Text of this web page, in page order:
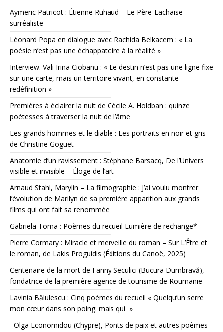
Aymeric Patricot : Étienne Ruhaud – Le Père-Lachaise
surréaliste
Léonard Popa en dialogue avec Rachida Belkacem : « La
poésie n’est pas une échappatoire à la réalité »
Interview. Vali Irina Ciobanu : « Le destin n’est pas une ligne fixe
sur une carte, mais un territoire vivant, en constante
redéfinition »
Premières à éclairer la nuit de Cécile A. Holdban : quinze
poétesses à traverser la nuit de l’âme
Les grands hommes et le diable : Les portraits en noir et gris
de Christine Goguet
Anatomie d’un ravissement : Stéphane Barsacq, De l’Univers
visible et invisible – Éloge de l’art
Arnaud Stahl, Marylin – La filmographie : J’ai voulu montrer
l’évolution de Marilyn de sa première apparition aux grands
films qui ont fait sa renommée
Gabriela Toma : Poèmes du recueil Lumière de rechange*
Pierre Cormary : Miracle et merveille du roman – Sur L’Être et
le roman, de Lakis Proguidis (Éditions du Canoë, 2025)
Centenaire de la mort de Fanny Seculici (Bucura Dumbravă),
fondatrice de la première agence de tourisme de Roumanie
Lavinia Bălulescu : Cinq poèmes du recueil « Quelqu’un serre
mon cœur dans son poing. mais qui »
Olga Economidou (Chypre), Ponts de paix et autres poèmes